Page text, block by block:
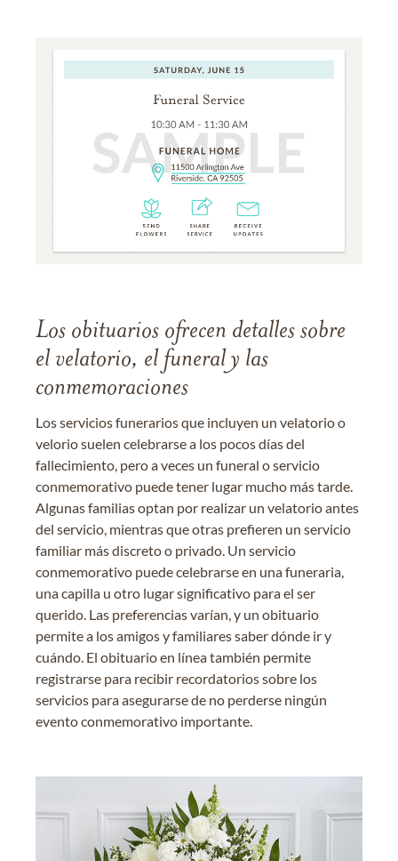
Los obituarios ofrecen detalles sobre
el velatorio, el funeral y las
conmemoraciones
Los servicios funerarios que incluyen un velatorio o
velorio suelen celebrarse a los pocos días del
fallecimiento, pero a veces un funeral o servicio
conmemorativo puede tener lugar mucho más tarde.
Algunas familias optan por realizar un velatorio antes
del servicio, mientras que otras prefieren un servicio
familiar más discreto o privado. Un servicio
conmemorativo puede celebrarse en una funeraria,
una capilla u otro lugar significativo para el ser
querido. Las preferencias varían, y un obituario
permite a los amigos y familiares saber dónde ir y
cuándo. El obituario en línea también permite
registrarse para recibir recordatorios sobre los
servicios para asegurarse de no perderse ningún
evento conmemorativo importante.